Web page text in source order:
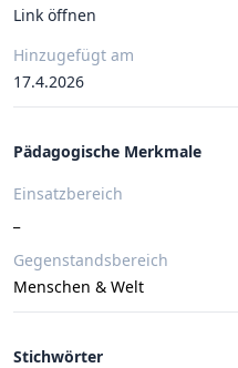
Link öffnen
Hinzugefügt am
17.4.2026
Pädagogische Merkmale
Einsatzbereich
Gegenstandsbereich
Menschen & Welt
Stichwörter